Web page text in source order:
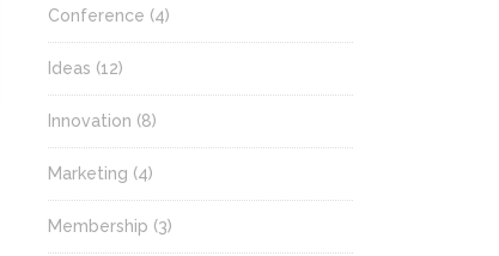
Conference (4)
Ideas (12)
Innovation (8)
Marketing (4)
Membership (3)